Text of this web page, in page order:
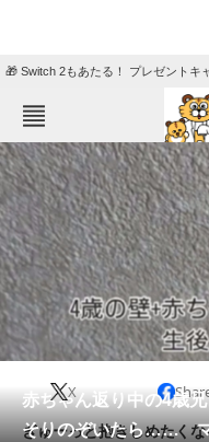
🎁 Switch 2もあたる！ プレゼントキ
ねとらぼメニュー
TOP
エンタメ
グルメ
住まい
動物
会員記事
赤ちゃん返り中の4歳
そりのぞいたら…… マ
X
ぎゅーっと抱きしめたくな